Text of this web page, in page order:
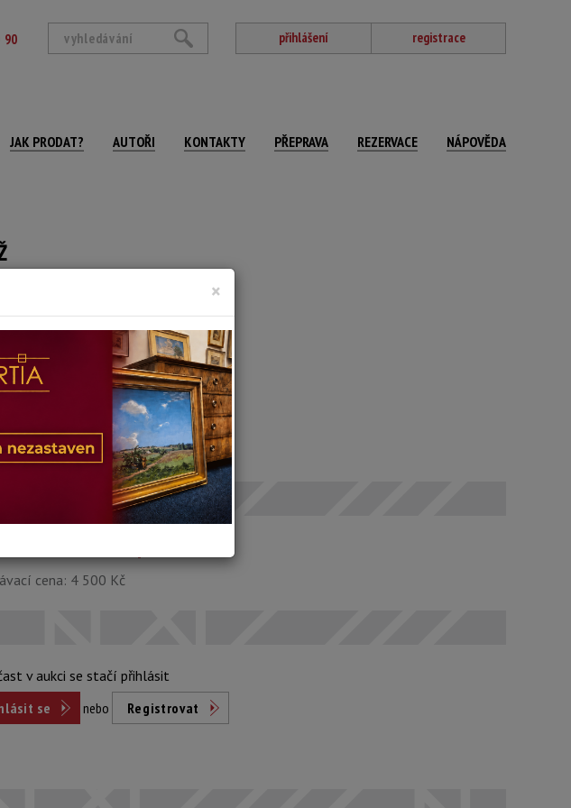
90 přihlášení registrace
JAK PRODAT? AUTOŘI KONTAKTY PŘEPRAVA REZERVACE NÁPOVĚDA
- 2017 Paros (Řecko))
a datováno vpravo dole, volné plátno
akryl, datace: 2003
cm, výška: 70 cm
dražby:27.05.2026 20:08 SELČ
cena: 4 500 Kč
v aukci se stačí přihlásit
se
nebo Registrovat
×